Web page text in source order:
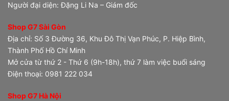
Người đại diện: Đặng Li Na – Giám đốc
Shop G7 Sài Gòn
Địa chỉ: Số 3 Đường 36, Khu Đô Thị Vạn Phúc, P. Hiệp Bình,
Thành Phố Hồ Chí Minh
Mở cửa từ thứ 2 - Thứ 6 (9h-18h), thứ 7 làm việc buổi sáng
Điện thoại: 0981 222 034
Shop G7 Hà Nội